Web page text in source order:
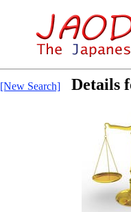
[New Search] Details